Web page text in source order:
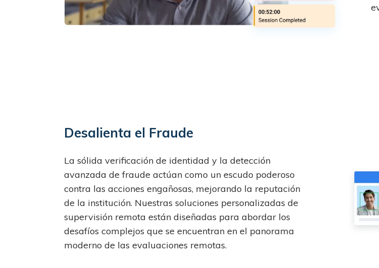
Desalienta el Fraude
La sólida verificación de identidad y la detección
avanzada de fraude actúan como un escudo poderoso
contra las acciones engañosas, mejorando la reputación
de la institución. Nuestras soluciones personalizadas de
supervisión remota están diseñadas para abordar los
desafíos complejos que se encuentran en el panorama
moderno de las evaluaciones remotas.